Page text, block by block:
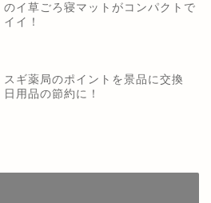
のイ草ごろ寝マットがコンパクトで
イイ！
スギ薬局のポイントを景品に交換
日用品の節約に！